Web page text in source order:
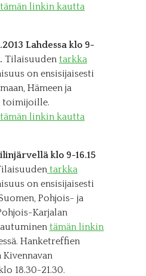
linkin kautta
Lahdessa klo 9-
Tilaisuuden tarkka
on ensisijaisesti
Hämeen ja
toimijoille.
tämän linkin kautta
klo 9-16.15
tarkka
on ensisijaisesti
Pohjois- ja
Karjalan
tämän linkin
Hanketreffien
18.30-21.30.